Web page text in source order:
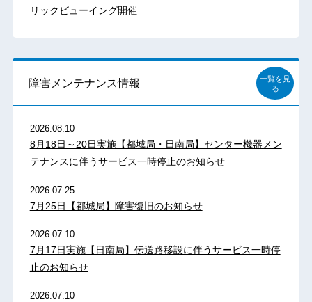
リックビューイング開催
障害メンテナンス情報
一覧を見
る
2026.08.10
8月18日～20日実施【都城局・日南局】センター機器メン
テナンスに伴うサービス一時停止のお知らせ
2026.07.25
7月25日【都城局】障害復旧のお知らせ
2026.07.10
7月17日実施【日南局】伝送路移設に伴うサービス一時停
止のお知らせ
2026.07.10